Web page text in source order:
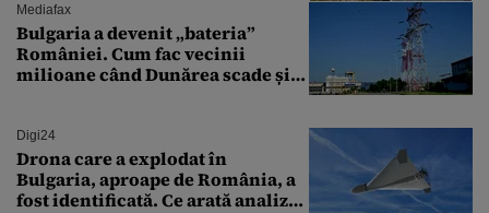
Mediafax
Bulgaria a devenit „bateria”
României. Cum fac vecinii
milioane când Dunărea scade și
Digi24
Drona care a explodat în
Bulgaria, aproape de România, a
fost identificată. Ce arată analiza